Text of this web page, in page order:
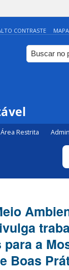
CONTRASTE
Área Restrita
a
Boas